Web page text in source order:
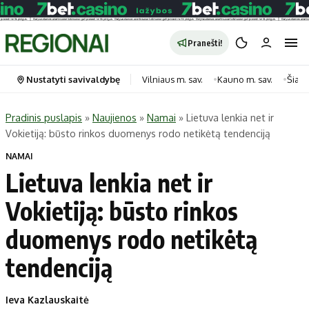
Pranešti!
Portalas
Pradinis puslapis
Savivaldybės
Naujausi
Lietuva
Pasaulis
Kategorijos
Gyvenimas
Horoskopai
Maistas
Nustatyti savivaldybę Vilniaus m. sav. Kauno m. sav.
Pradinis puslapis » Naujienos » Namai » Lietuva lenkia net ir
Vokietiją: būsto rinkos duomenys rodo netikėtą tendenciją
NAMAI
Lietuva lenkia net ir
Vokietiją: būsto rinkos
duomenys rodo netikėtą
tendenciją
Ieva Kazlauskaitė